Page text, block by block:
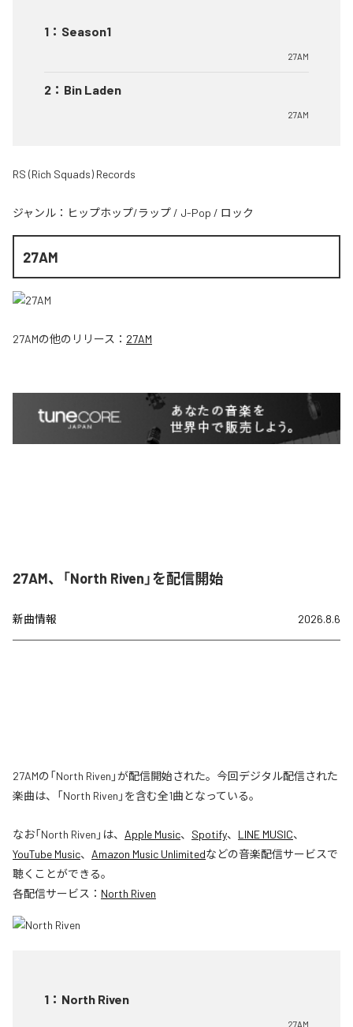
1 ： Season1
27AM
2 ： Bin Laden
27AM
RS (Rich Squads) Records
ジャンル： ヒップホップ/ラップ / J-Pop / ロック
27AM
27AMの他のリリース： 27AM
27AM、「North Riven」を配信開始
新曲情報 2026.8.6
27AMの「North Riven」が配信開始された。今回デジタル配信された
楽曲は、「North Riven」を含む全1曲となっている。
なお「North Riven 」は、 Apple Music、 Spotify、 LINE MUSIC、
YouTube Music、 Amazon Music Unlimitedなどの音楽配信サービスで
聴くことができる。
各配信サービス： North Riven
1 ： North Riven
27AM